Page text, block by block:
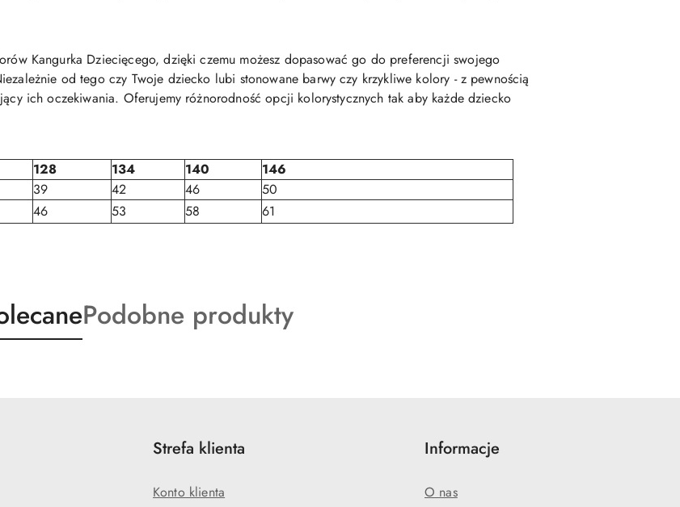
Kangurka Dziecięcego, dzięki czemu możesz dopasować go do preferencji swojego
od tego czy Twoje dziecko lubi stonowane barwy czy krzykliwe kolory - z pewnością
ich oczekiwania. Oferujemy różnorodność opcji kolorystycznych tak aby każde dziecko
128 134 140
146
39 42 46
50
46 53 58 61
Produkty
o
Podobne produkty
Strefa klienta
Konto klienta
Informacje
O nas